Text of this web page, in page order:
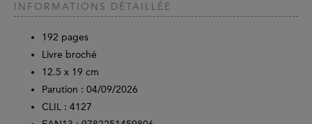
INFORMATIONS DÉTAILLÉE
192 pages
Livre broché
12.5 x 19 cm
Parution : 04/09/2026
CLIL : 4127